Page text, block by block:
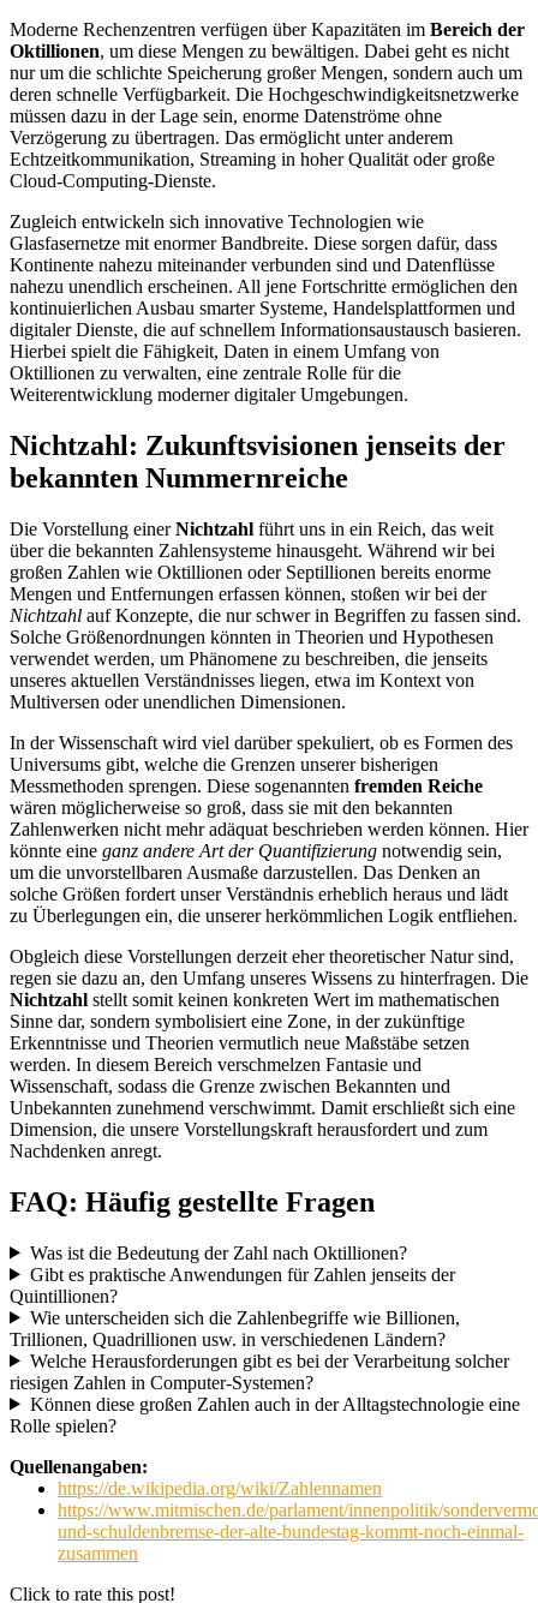
Moderne Rechenzentren verfügen über Kapazitäten im Bereich der
Oktillionen, um diese Mengen zu bewältigen. Dabei geht es nicht
nur um die schlichte Speicherung großer Mengen, sondern auch um
deren schnelle Verfügbarkeit. Die Hochgeschwindigkeitsnetzwerke
müssen dazu in der Lage sein, enorme Datenströme ohne
Verzögerung zu übertragen. Das ermöglicht unter anderem
Echtzeitkommunikation, Streaming in hoher Qualität oder große
Cloud-Computing-Dienste.
Zugleich entwickeln sich innovative Technologien wie
Glasfasernetze mit enormer Bandbreite. Diese sorgen dafür, dass
Kontinente nahezu miteinander verbunden sind und Datenflüsse
nahezu unendlich erscheinen. All jene Fortschritte ermöglichen den
kontinuierlichen Ausbau smarter Systeme, Handelsplattformen und
digitaler Dienste, die auf schnellem Informationsaustausch basieren.
Hierbei spielt die Fähigkeit, Daten in einem Umfang von
Oktillionen zu verwalten, eine zentrale Rolle für die
Weiterentwicklung moderner digitaler Umgebungen.
Nichtzahl: Zukunftsvisionen jenseits der
bekannten Nummernreiche
Die Vorstellung einerNichtzahl führt uns in ein Reich, das weit
über die bekannten Zahlensysteme hinausgeht. Während wir bei
großen Zahlen wie Oktillionen oder Septillionen bereits enorme
Mengen und Entfernungen erfassen können, stoßen wir bei der
Nichtzahl auf Konzepte, die nur schwer in Begriffen zu fassen sind.
Solche Größenordnungen könnten in Theorien und Hypothesen
verwendet werden, um Phänomene zu beschreiben, die jenseits
unseres aktuellen Verständnisses liegen, etwa im Kontext von
Multiversen oder unendlichen Dimensionen.
In der Wissenschaft wird viel darüber spekuliert, ob es Formen des
Universums gibt, welche die Grenzen unserer bisherigen
Messmethoden sprengen. Diese sogenannten fremden Reiche
wären möglicherweise so groß, dass sie mit den bekannten
Zahlenwerken nicht mehr adäquat beschrieben werden können. Hier
könnte eine ganz andere Art der Quantifizierung notwendig sein,
um die unvorstellbaren Ausmaße darzustellen. Das Denken an
solche Größen fordert unser Verständnis erheblich heraus und lädt
zu Überlegungen ein, die unserer herkömmlichen Logik entfliehen.
Obgleich diese Vorstellungen derzeit eher theoretischer Natur sind,
regen sie dazu an, den Umfang unseres Wissens zu hinterfragen. Die
Nichtzahl stellt somit keinen konkreten Wert im mathematischen
Sinne dar, sondern symbolisiert eine Zone, in der zukünftige
Erkenntnisse und Theorien vermutlich neue Maßstäbe setzen
werden. In diesem Bereich verschmelzen Fantasie und
Wissenschaft, sodass die Grenze zwischen Bekannten und
Unbekannten zunehmend verschwimmt. Damit erschließt sich eine
Dimension, die unsere Vorstellungskraft herausfordert und zum
Nachdenken anregt.
FAQ: Häufig gestellte Fragen
Was ist die Bedeutung der Zahl nach Oktillionen?
Gibt es praktische Anwendungen für Zahlen jenseits der
Quintillionen?
Wie unterscheiden sich die Zahlenbegriffe wie Billionen,
Trillionen, Quadrillionen usw. in verschiedenen Ländern?
Welche Herausforderungen gibt es bei der Verarbeitung solcher
riesigen Zahlen in Computer-Systemen?
Können diese großen Zahlen auch in der Alltagstechnologie eine
Rolle spielen?
Quellenangaben:
https://de.wikipedia.org/wiki/Zahlennamen
https://www.mitmischen.de/parlament/innenpolitik/
und-schuldenbremse-der-alte-bundestag-kommt-noch-einmal-
zusammen
Click to rate this post!